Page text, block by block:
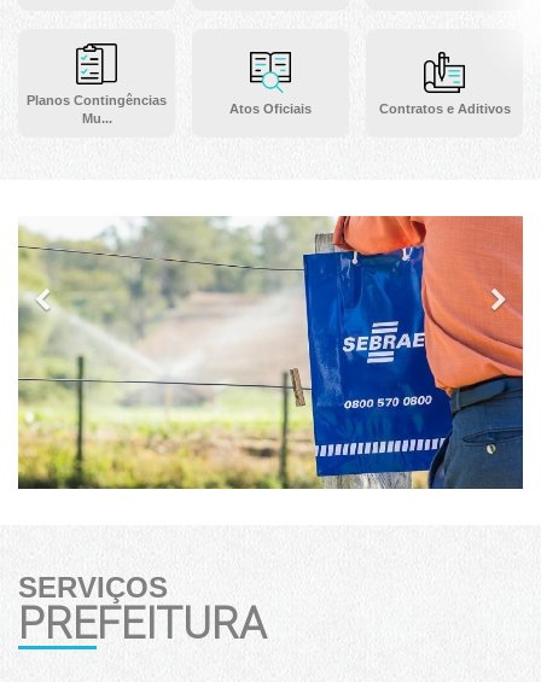
Planos Contingências
Mu...
Atos Oficiais Contratos e Aditivos
Previous
SERVIÇOS
PREFEITURA